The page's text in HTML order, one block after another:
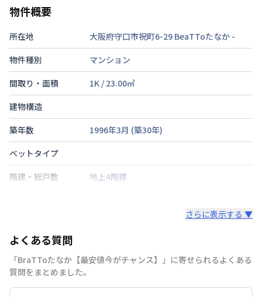
物件概要
所在地 大阪府守口市祝町6-29 BeaTToたなか -
物件種別
マンション
間取り・面積
1K / 23.00㎡
建物構造
築年数
1996年3月 (築30年)
ベットタイプ
階建・総戸数
地上4階建
禁煙・喫煙
さらに表示する ▼
よくある質問
「BraTToたなか【最安値今がチャンス】」に寄せられるよくある
質問をまとめました。